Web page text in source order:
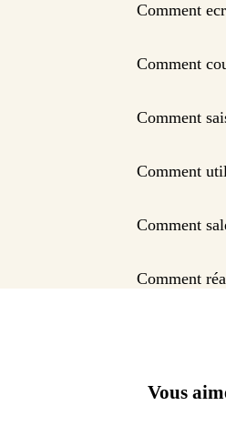
Comment
Comment
Comment
Comment
Comment
Comment
Vous